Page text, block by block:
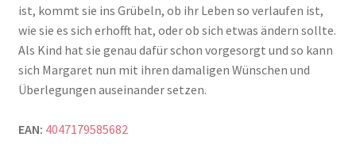
ist, kommt sie ins Grübeln, ob ihr Leben so verlaufen ist,
wie sie es sich erhofft hat, oder ob sich etwas ändern sollte.
Als Kind hat sie genau dafür schon vorgesorgt und so kann
sich Margaret nun mit ihren damaligen Wünschen und
Überlegungen auseinander setzen.
EAN: 4047179585682